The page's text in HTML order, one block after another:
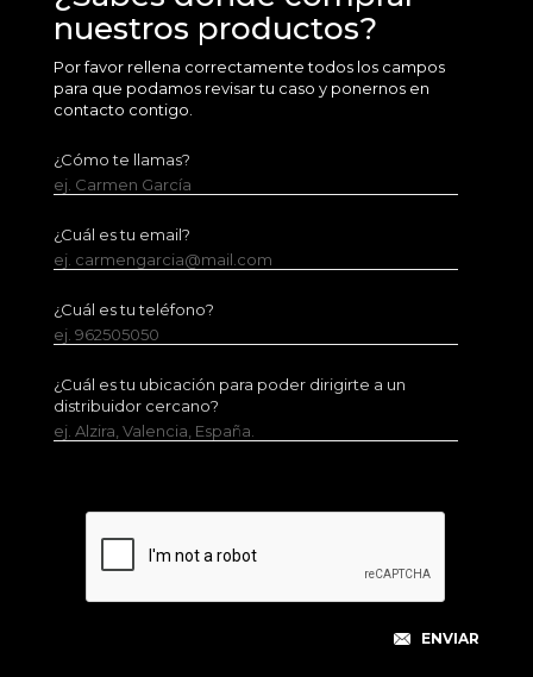
nuestros productos?
Por favor rellena correctamente todos los campos
para que podamos revisar tu caso y ponernos en
contacto contigo.
¿Cómo te llamas?
ej. Carmen García
¿Cuál es tu email?
ej. carmengarcia@mail.com
¿Cuál es tu teléfono?
ej. 962505050
¿Cuál es tu ubicación para poder dirigirte a un
distribuidor cercano?
ej. Alzira, Valencia, España.